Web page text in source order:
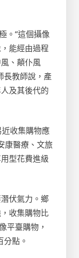
。“這個攝像
能經由過程
、顛仆風
長教師說，產
及其後代的
收集購物應
康醫療、文旅
型花費進級
伏氣力。鄉
收集購物比
平臺購物，
點。